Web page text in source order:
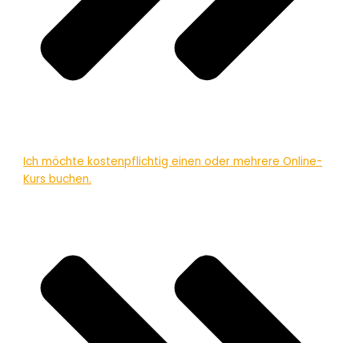
Ich möchte kostenpflichtig einen oder mehrere Online-
Kurs buchen.